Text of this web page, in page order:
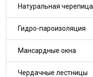
Натуральная черепица
Гидро-пароизоляция
Мансардные окна
Чердачные лестницы